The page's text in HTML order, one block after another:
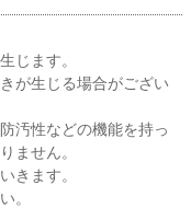
じます。
が生じる場合がござい
汚性などの機能を持っ
ません。
きます。
。